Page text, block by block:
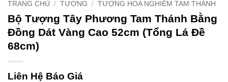
TRANG CHỦ / TƯỢNG / TƯỢNG HOA NGHIÊM TAM THÁNH
Bộ Tượng Tây Phương Tam Thánh Bằng
Đồng Dát Vàng Cao 52cm (Tổng Lá Đề
68cm)
Liên Hệ Báo Giá